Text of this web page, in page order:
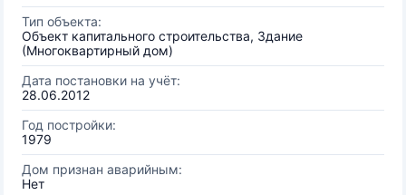
Тип объекта:
Объект капитального строительства, Здание
(Многоквартирный дом)
Дата постановки на учёт:
28.06.2012
Год постройки:
1979
Дом признан аварийным:
Нет